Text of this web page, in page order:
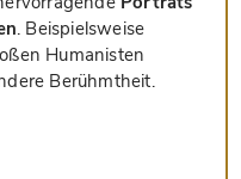
. Beispielsweise
Humanisten
Berühmtheit.